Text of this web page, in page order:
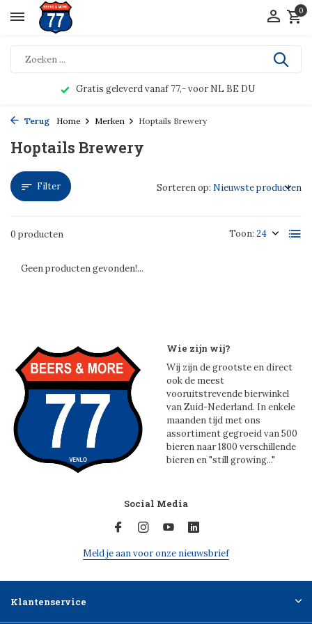
0
Gratis geleverd vanaf 77,- voor NL BE DU
Terug Home Merken Hoptails Brewery
Hoptails Brewery
Filter
0 producten Toon:
Sorteren op:
Geen producten gevonden!...
Wie zijn wij?
Wij zijn de grootste en direct
ook de meest
vooruitstrevende bierwinkel
van Zuid-Nederland. In enkele
maanden tijd met ons
assortiment gegroeid van 500
bieren naar 1800 verschillende
bieren en "still growing..."
Social Media
Meld je aan voor onze nieuwsbrief
Klantenservice